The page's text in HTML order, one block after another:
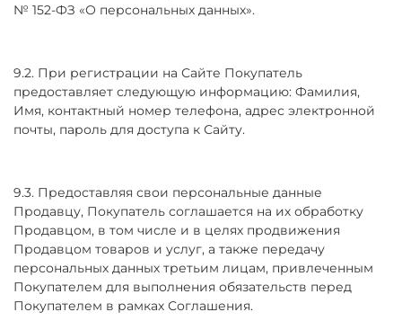
№ 152-ФЗ «О персональных данных».
9.2. При регистрации на Сайте Покупатель
предоставляет следующую информацию: Фамилия,
Имя, контактный номер телефона, адрес электронной
почты, пароль для доступа к Сайту.
9.3. Предоставляя свои персональные данные
Продавцу, Покупатель соглашается на их обработку
Продавцом, в том числе и в целях продвижения
Продавцом товаров и услуг, а также передачу
персональных данных третьим лицам, привлеченным
Покупателем для выполнения обязательств перед
Покупателем в рамках Соглашения.